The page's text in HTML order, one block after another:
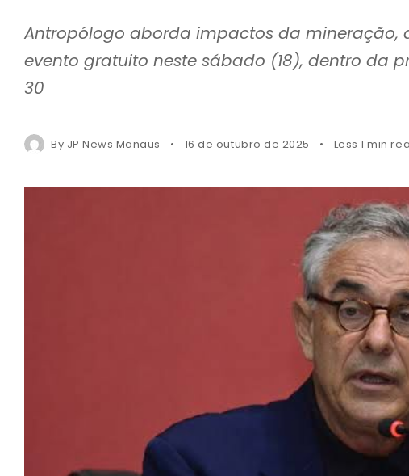
Antropólogo aborda impactos da mineração,
evento gratuito neste sábado (18), dentro da
30
By JP News Manaus 16 de outubro de 2025 Less 1 min